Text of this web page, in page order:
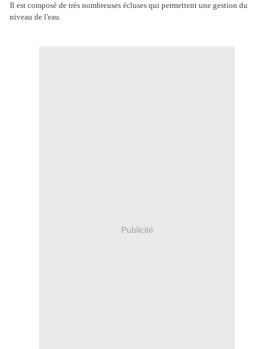
Il est composé de très nombreuses écluses qui permettent une gestion du
niveau de l'eau.
Publicité